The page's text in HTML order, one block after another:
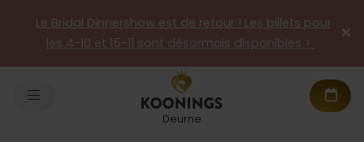
Le Bridal Dinnershow est de retour ! Les billets pour
les 4-10 et 15-11 sont désormais disponibles >
Deurne